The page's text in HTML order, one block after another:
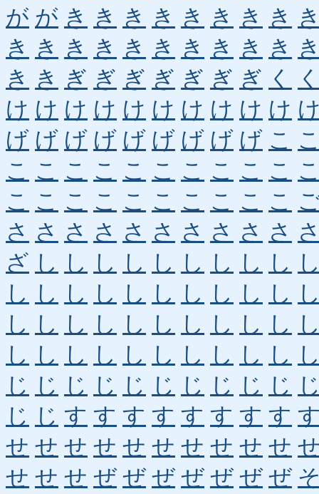
が が き き き き き き き き
き き き き き き き き き き
き き ぎ ぎ ぎ ぎ ぎ ぎ ぎ く
け け け け け け け け け け
げ げ げ げ げ げ げ げ げ こ
こ こ こ こ こ こ こ こ こ こ
こ こ こ こ こ こ こ こ こ こ
さ さ さ さ さ さ さ さ さ さ
ざ し し し し し し し し し
し し し し し し し し し し
し し し し し し し し し し
し し し し し し し し し し
じ じ じ じ じ じ じ じ じ じ
じ じ す す す す す す す す
せ せ せ せ せ せ せ せ せ せ
せ せ せ ぜ ぜ ぜ ぜ ぜ ぜ ぜ